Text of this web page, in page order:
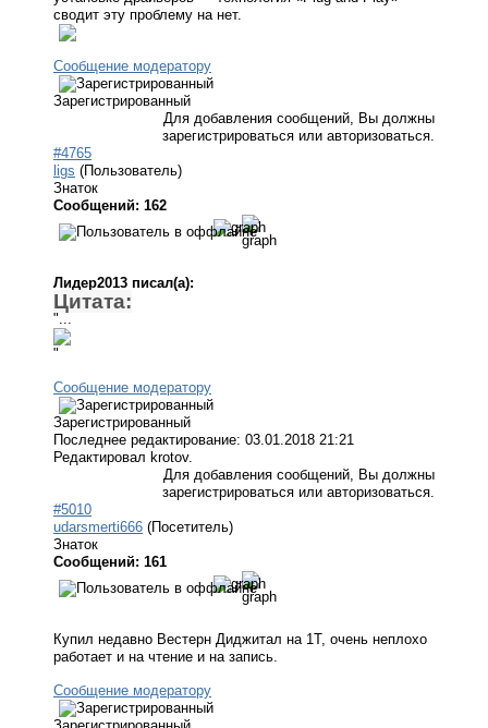
сводит эту проблему на нет.
Сообщение модератору
Зарегистрированный
Для добавления сообщений, Вы должны
зарегистрироваться или авторизоваться.
#4765
ligs (Пользователь)
Знаток
Сообщений: 162
Лидер2013 писал(а):
Цитата:
"...
"
Сообщение модератору
Зарегистрированный
Последнее редактирование: 03.01.2018 21:21
Редактировал krotov.
Для добавления сообщений, Вы должны
зарегистрироваться или авторизоваться.
#5010
udarsmerti666 (Посетитель)
Знаток
Сообщений: 161
Купил недавно Вестерн Диджитал на 1Т, очень неплохо
работает и на чтение и на запись.
Сообщение модератору